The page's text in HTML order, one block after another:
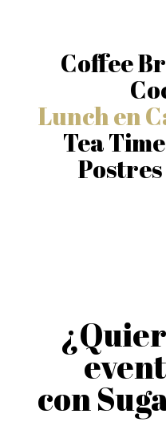
Coffee
Lunch en
Tea
con